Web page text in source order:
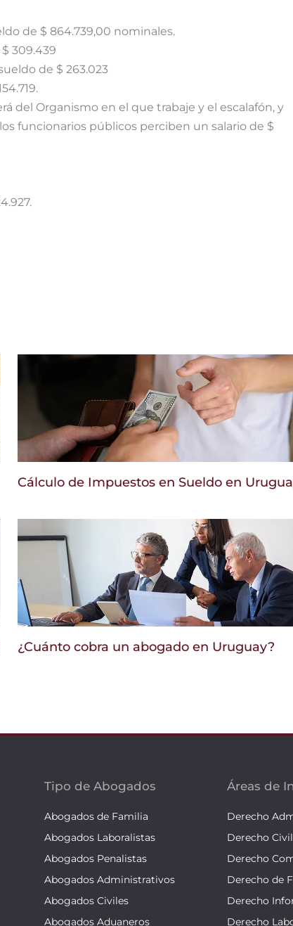
de $ 864.739,00 nominales.
309.439
de $ 263.023
del Organismo en el que trabaje y el escalafón, y
funcionarios públicos perciben un salario de $
Cálculo de Impuestos en Sueldo en
¿Cuánto cobra un abogado en Uruguay?
Tipo de Abogados
Abogados de Familia
Abogados Laboralistas
Abogados Penalistas
Abogados Administrativos
Abogados Civiles
Abogados Aduaneros
Áreas de
Derecho
Derecho Civil
Derecho
Derecho de
Derecho
Derecho